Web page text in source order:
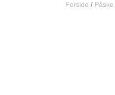
Forside / Påske